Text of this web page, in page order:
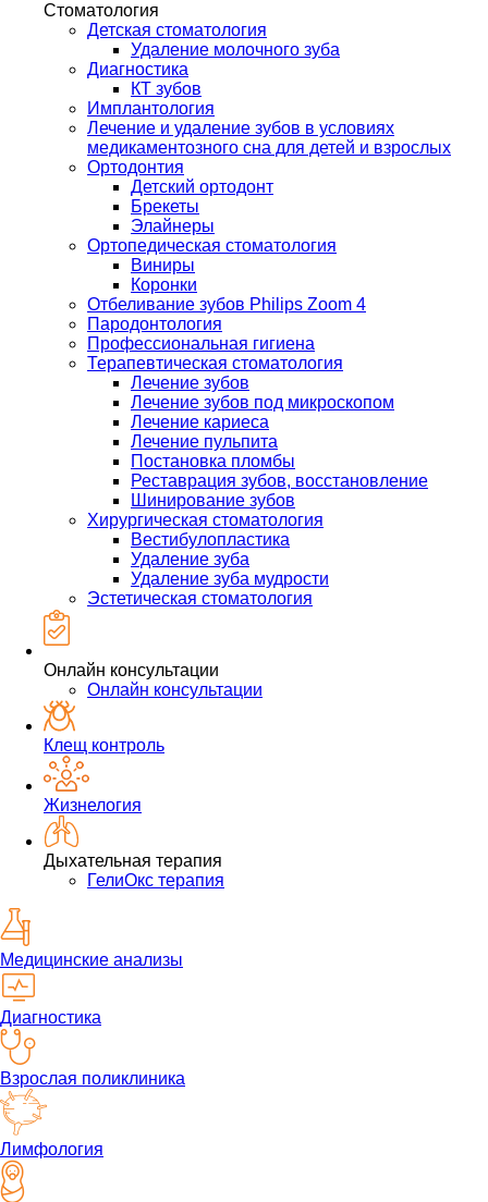
Стоматология
Детская стоматология
Удаление молочного зуба
Диагностика
КТ зубов
Имплантология
Лечение и удаление зубов в условиях
медикаментозного сна для детей и взрослых
Ортодонтия
Детский ортодонт
Брекеты
Элайнеры
Ортопедическая стоматология
Виниры
Коронки
Отбеливание зубов Philips Zoom 4
Пародонтология
Профессиональная гигиена
Терапевтическая стоматология
Лечение зубов
Лечение зубов под микроскопом
Лечение кариеса
Лечение пульпита
Постановка пломбы
Реставрация зубов, восстановление
Шинирование зубов
Хирургическая стоматология
Вестибулопластика
Удаление зуба
Удаление зуба мудрости
Эстетическая стоматология
Онлайн консультации
Онлайн консультации
Клещ контроль
Жизнелогия
Дыхательная терапия
ГелиОкс терапия
Медицинские анализы
Диагностика
Взрослая поликлиника
Лимфология